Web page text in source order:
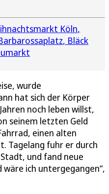
Köln
Bläck
wurde
hat sich der Körper
noch leben willst,
seinem letzten Geld
einen alten
Tagelang fuhr er durch
und fand neue
wäre ich untergegangen“,